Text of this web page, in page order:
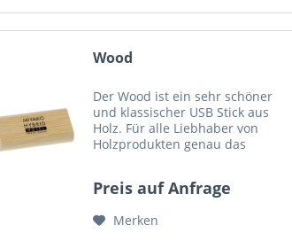
Wood
Der Wood ist ein sehr schöner
und klassischer USB Stick aus
Holz. Für alle Liebhaber von
Holzprodukten genau das
verfügbar und das Logo kann
Maße...
Preis auf Anfrage
Merken